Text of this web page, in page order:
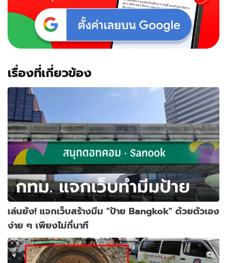
เรื่องที่เกี่ยวข้อง
เล่นยัง! แจกเว็บสร้างมีม "ป้าย Bangkok" ด้วยตัวเอง
ง่าย ๆ เพียงไม่กี่นาที